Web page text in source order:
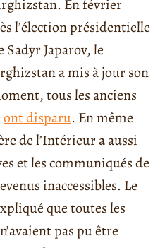
En février
l’élection présidentielle
Japarov, le
a mis à jour son
tous les anciens
ont disparu. En même
de l’Intérieur a aussi
et les communiqués de
inaccessibles. Le
que toutes les
pas pu être